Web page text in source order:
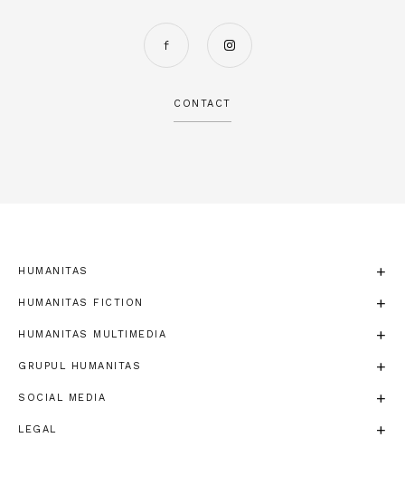
CONTACT
HUMANITAS
HUMANITAS FICTION
HUMANITAS MULTIMEDIA
GRUPUL HUMANITAS
SOCIAL MEDIA
LEGAL